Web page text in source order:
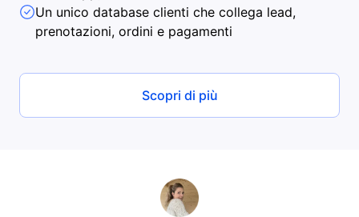
Un unico database clienti che collega lead,
prenotazioni, ordini e pagamenti
Scopri di più